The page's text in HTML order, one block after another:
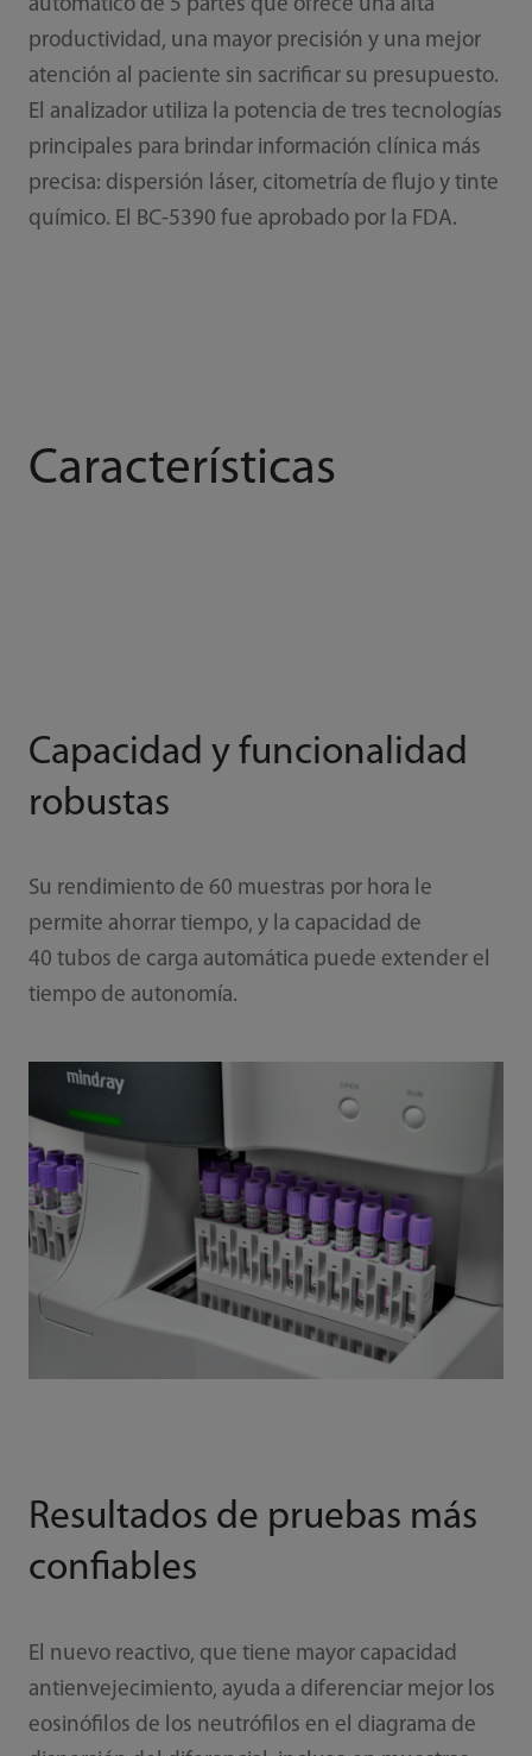
automático de 5 partes que ofrece una alta
productividad, una mayor precisión y una mejor
atención al paciente sin sacrificar su presupuesto.
El analizador utiliza la potencia de tres tecnologías
principales para brindar información clínica más
precisa: dispersión láser, citometría de flujo y tinte
químico. El BC-5390 fue aprobado por la FDA.
Características
Capacidad y funcionalidad
robustas
Su rendimiento de 60 muestras por hora le
permite ahorrar tiempo, y la capacidad de
40 tubos de carga automática puede extender el
tiempo de autonomía.
Resultados de pruebas más
confiables
El nuevo reactivo, que tiene mayor capacidad
antienvejecimiento, ayuda a diferenciar mejor los
eosinófilos de los neutrófilos en el diagrama de